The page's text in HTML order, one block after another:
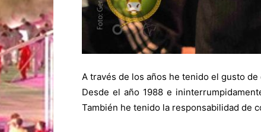
A través de los años he tenido el gusto
Desde el año 1988 e
También he tenido la responsabilidad de